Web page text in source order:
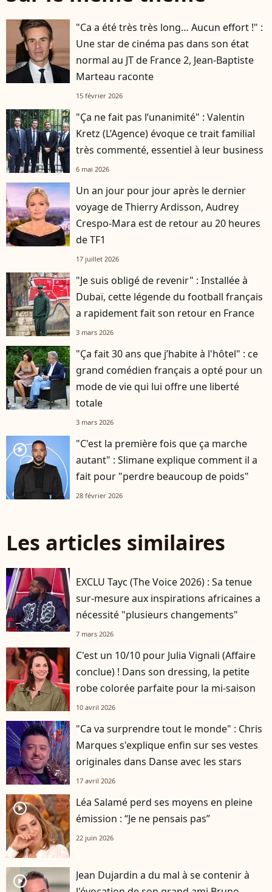
"Ca a été très très long… Aucun effort !" :
Une star de cinéma pas dans son état
normal au JT de France 2, Jean-Baptiste
Marteau raconte
15 février 2026
"Ça ne fait pas l’unanimité" : Valentin
Kretz (L’Agence) évoque ce trait familial
très commenté, essentiel à leur business
6 mai 2026
Un an jour pour jour après le dernier
voyage de Thierry Ardisson, Audrey
Crespo-Mara est de retour au 20 heures
de TF1
17 juillet 2026
"Je suis obligé de revenir" : Installée à
Dubaï, cette légende du football français
a rapidement fait son retour en France
3 mars 2026
"Ça fait 30 ans que j’habite à l'hôtel" : ce
grand comédien français a opté pour un
mode de vie qui lui offre une liberté
totale
3 mars 2026
player2
"C'est la première fois que ça marche
autant" : Slimane explique comment il a
fait pour "perdre beaucoup de poids"
28 février 2026
Les articles similaires
EXCLU Tayc (The Voice 2026) : Sa tenue
sur-mesure aux inspirations africaines a
nécessité "plusieurs changements"
7 mars 2026
C'est un 10/10 pour Julia Vignali (Affaire
conclue) ! Dans son dressing, la petite
robe colorée parfaite pour la mi-saison
10 avril 2026
"Ca va surprendre tout le monde" : Chris
Marques s'explique enfin sur ses vestes
originales dans Danse avec les stars
17 avril 2026
player2
Léa Salamé perd ses moyens en pleine
émission : “Je ne pensais pas”
22 juin 2026
player2
Jean Dujardin a du mal à se contenir à